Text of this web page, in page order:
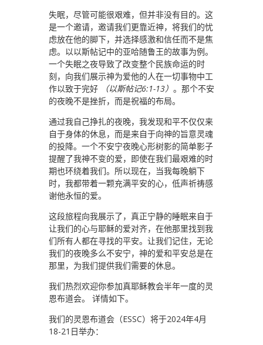
失眠，尽管可能很艰难，但并非没有目的。这
是一个邀请，邀请我们更靠近神，将我们的忧
虑放在他的脚下，并选择感激和信任而不是焦
虑。以以斯帖记中的亚哈随鲁王的故事为例。
一个失眠之夜导致了改变整个民族命运的时
刻，向我们展示神为爱他的人在一切事物中工
作以致于完好
（以斯帖记6:1-13） 。那个不安
的夜晚不是挫折，而是祝福的布局。
通过我自己挣扎的夜晚，我发现和平不仅仅来
自于身体的休息，而是来自于向神的旨意灵魂
的投降。一个不安宁夜晚心形树影的简单影子
提醒了我神不变的爱，即使在我们最艰难的时
期也环绕着我们。所以现在，当我每晚躺下
时，我都带着一颗充满平安的心，低声祈祷感
谢他永恒的爱。
这段旅程向我展示了，真正宁静的睡眠来自于
让我们的心与耶稣的爱对齐，在他那里找到我
们所有人都在寻找的平安。让我们记住，无论
我们的夜晚多么不安宁，神的爱和平安总是在
那里，为我们提供我们需要的休息。
我们热烈欢迎你参加真耶稣教会半年一度的灵
恩布道会。 详情如下。
我们的灵恩布道会（ESSC）将于2024年4月
18-21日举办：